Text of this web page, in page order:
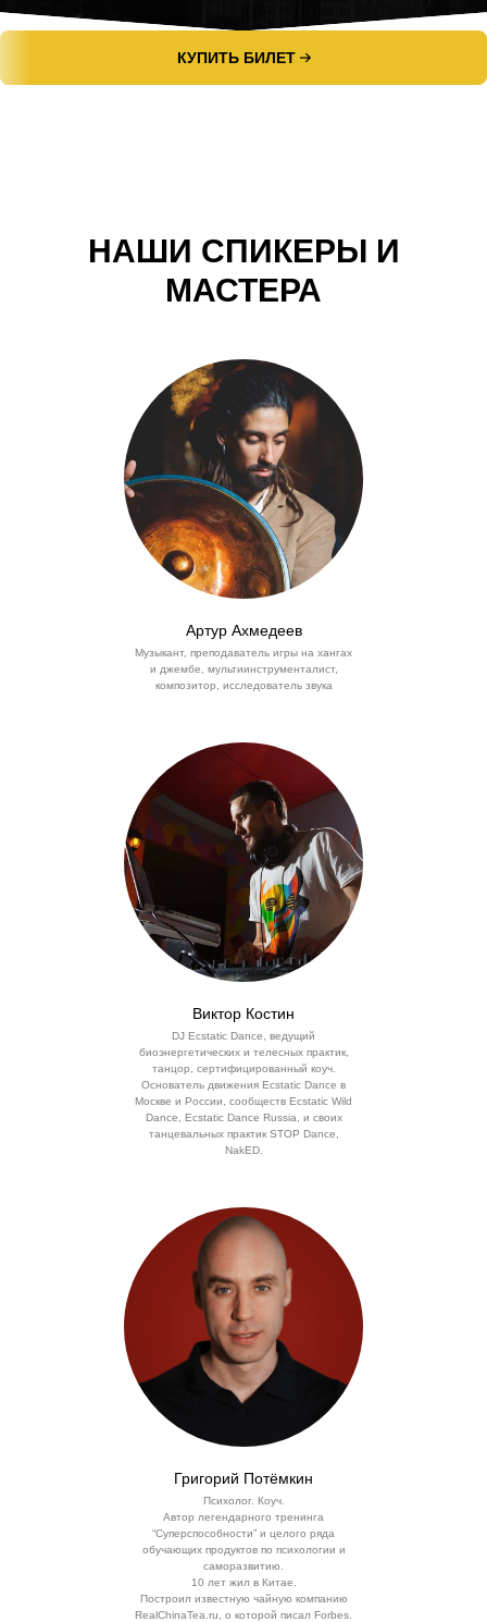
КУПИТЬ БИЛЕТ
НАШИ СПИКЕРЫ И
МАСТЕРА
Артур Ахмедеев
Музыкант, преподаватель игры на хангах
и джембе, мультиинструменталист,
композитор, исследователь звука
Виктор Костин
DJ Ecstatic Dance, ведущий
биоэнергетических и телесных практик,
танцор, сертифицированный коуч.
Основатель движения Ecstatic Dance в
Москве и России, сообществ Ecstatic Wild
Dance, Ecstatic Dance Russia, и своих
танцевальных практик STOP Dance,
NakED.
Григорий Потёмкин
Психолог. Коуч.
Автор легендарного тренинга
“Суперспособности” и целого ряда
обучающих продуктов по психологии и
саморазвитию.
10 лет жил в Китае.
Построил известную чайную компанию
RealChinaTea.ru, о которой писал Forbes.